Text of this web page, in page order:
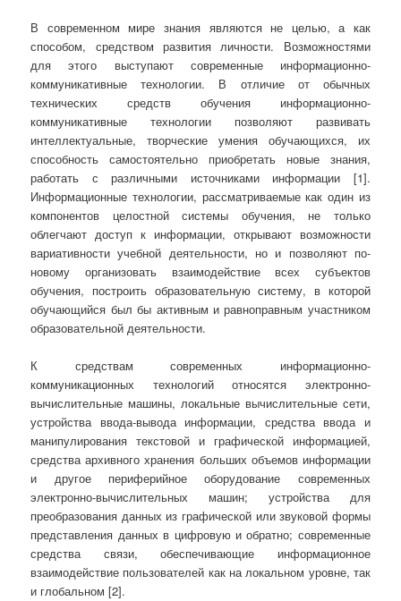
В современном мире знания являются не целью, а как
способом, средством развития личности. Возможностями
для этого выступают современные информационно-
коммуникативные технологии. В отличие от обычных
технических средств обучения информационно-
коммуникативные технологии позволяют развивать
интеллектуальные, творческие умения обучающихся, их
способность самостоятельно приобретать новые знания,
работать с различными источниками информации [1].
Информационные технологии, рассматриваемые как один из
компонентов целостной системы обучения, не только
облегчают доступ к информации, открывают возможности
вариативности учебной деятельности, но и позволяют по-
новому организовать взаимодействие всех субъектов
обучения, построить образовательную систему, в которой
обучающийся был бы активным и равноправным участником
образовательной деятельности.
К средствам современных информационно-
коммуникационных технологий относятся электронно-
вычислительные машины, локальные вычислительные сети,
устройства ввода-вывода информации, средства ввода и
манипулирования текстовой и графической информацией,
средства архивного хранения больших объемов информации
и другое периферийное оборудование современных
электронно-вычислительных машин; устройства для
преобразования данных из графической или звуковой формы
представления данных в цифровую и обратно; современные
средства связи, обеспечивающие информационное
взаимодействие пользователей как на локальном уровне, так
и глобальном [2].